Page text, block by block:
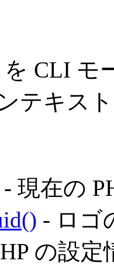
を CLI モ
テキス
- 現在の
- ロゴ
の設